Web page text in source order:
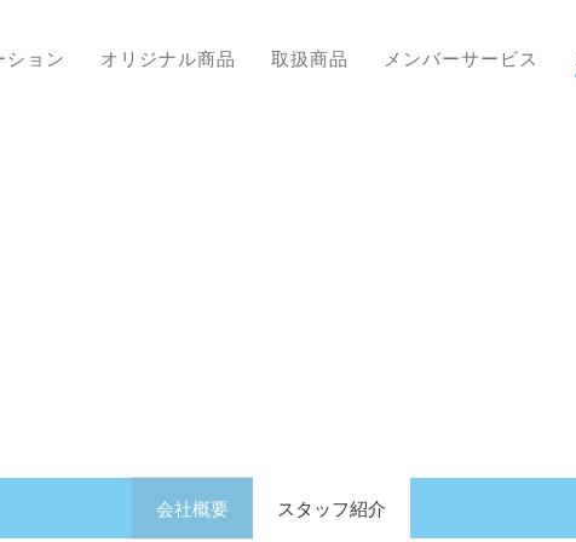
ション オリジナル商品 取扱商品 メンバーサービス
会社概要 スタッフ紹介